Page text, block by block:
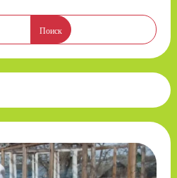
Поиск